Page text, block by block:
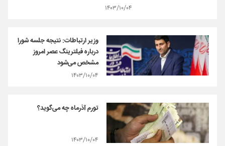
۱۴۰۳/۱۰/۰۴
وزیر ارتباطات: نتیجه جلسه شورا
درباره فیلترینگ عصر امروز
مشخص می‌شود
۱۴۰۳/۱۰/۰۴
تورم آذرماه چه می‌گوید؟
۱۴۰۳/۱۰/۰۴